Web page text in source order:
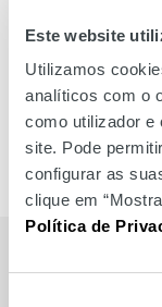
Este website
Utilizamos
analíticos com o
como utilizador e
site. Pode
configurar as
clique em
Política de
MARCAS